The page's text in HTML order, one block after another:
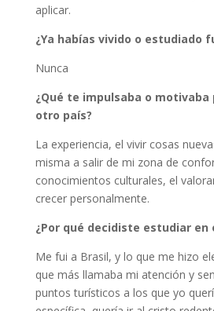
aplicar.
¿Ya habías vivido o estudiado
Nunca
¿Qué te impulsaba o
otro país?
La experiencia, el vivir cosas
misma a salir de mi zona de
conocimientos culturales, el
crecer personalmente.
¿Por qué decidiste estudiar en
Me fui a Brasil, y lo que me hizo
que más llamaba mi atención y
puntos turísticos a los que yo